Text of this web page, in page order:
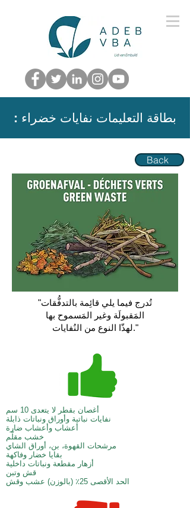
: بطاقة التعليمات نفايات خضراء
Back
"تُدرج فيما يلي قائِمة بالتدفُّقات
المَقبولَة وغير المَسموح بها
لهذّا النوع من النُفايات."
أغصان بقطر لا يتعدى 10 سم
نفايات نباتية وأوراق ونباتات ذابلة
أعشاب وأعشاب ضارة
خشب مقلّم
مرشحات القهوة، بن، أوراق الشاي
بقايا خضار وفاكهة
أزهار مقطعة ونباتات داخلية
قش وتبن
الحد الأقصى 25٪ (بالوزن) عشب وقش